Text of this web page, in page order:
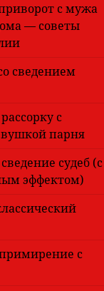
с мужа
— советы
сведением
с
парня
судеб (с
эффектом)
с